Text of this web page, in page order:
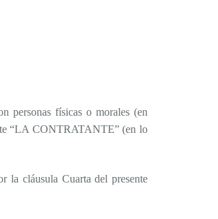
físicas o morales (en
“LA CONTRATANTE” (en lo
la cláusula Cuarta del presente